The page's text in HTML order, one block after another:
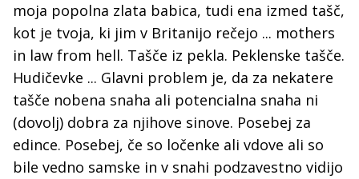
moja popolna zlata babica, tudi ena izmed tašč,
kot je tvoja, ki jim v Britanijo rečejo ... mothers
in law from hell. Tašče iz pekla. Peklenske tašče.
Hudičevke ... Glavni problem je, da za nekatere
tašče nobena snaha ali potencialna snaha ni
(dovolj) dobra za njihove sinove. Posebej za
edince. Posebej, če so ločenke ali vdove ali so
bile vedno samske in v snahi podzavestno vidijo